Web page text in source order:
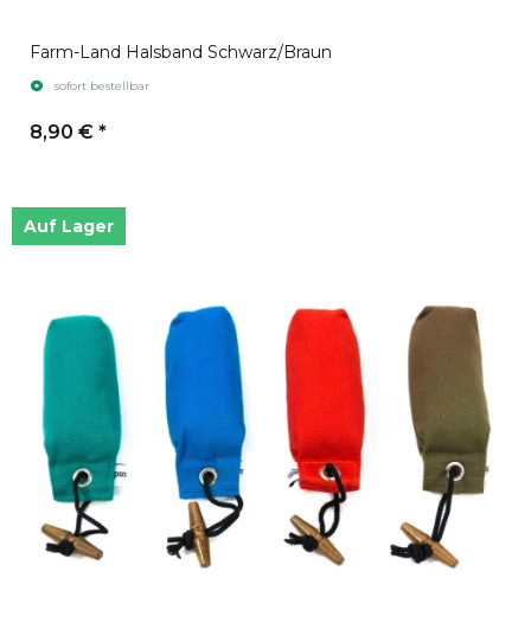
Farm-Land Halsband Schwarz/Braun
sofort bestellbar
8,90 € *
Auf Lager